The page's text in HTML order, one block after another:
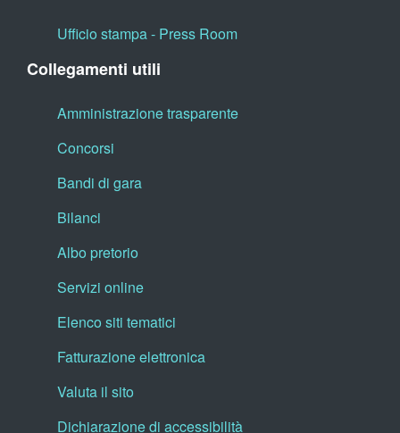
Ufficio stampa - Press Room
Collegamenti utili
Amministrazione trasparente
Concorsi
Bandi di gara
Bilanci
Albo pretorio
Servizi online
Elenco siti tematici
Fatturazione elettronica
Valuta il sito
Dichiarazione di accessibilità